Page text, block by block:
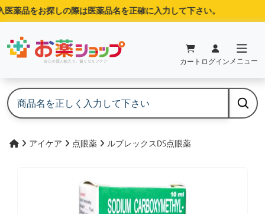
薬品をお探しの際は医薬品名を正確に入力して下さい。
カート ログイン メニュー
アイケア 点眼薬 ルブレックスDS点眼薬